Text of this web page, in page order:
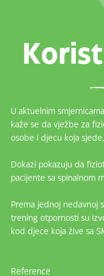
U aktuelnim
kaže se da vježbe za
osobe i djecu koja
Dokazi pokazuju da
pacijente sa spinalnom
Prema jednoj nedavnoj
trening otpornosti su
kod djece koja žive sa
Reference